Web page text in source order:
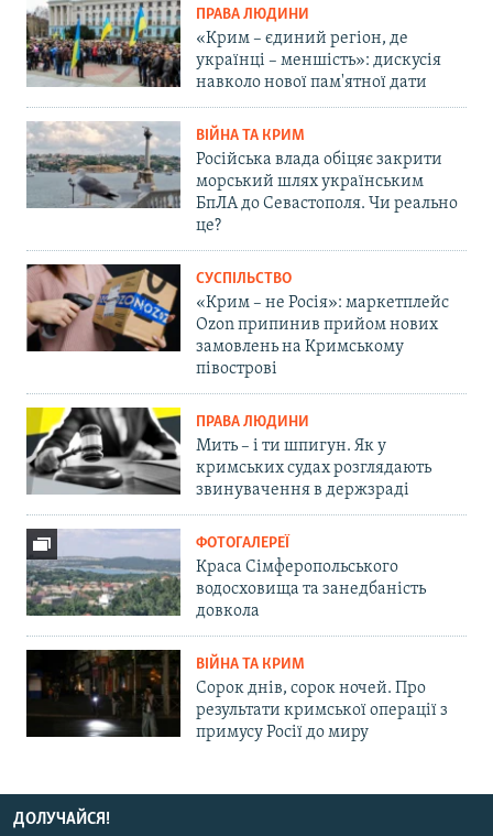
ПРАВА ЛЮДИНИ
«Крим – єдиний регіон, де
українці – меншість»: дискусія
навколо нової пам'ятної дати
ВІЙНА ТА КРИМ
Російська влада обіцяє закрити
морський шлях українським
БпЛА до Севастополя. Чи реально
це?
СУСПІЛЬСТВО
«Крим – не Росія»: маркетплейс
Ozon припинив прийом нових
замовлень на Кримському
півострові
ПРАВА ЛЮДИНИ
Мить – і ти шпигун. Як у
кримських судах розглядають
звинувачення в держзраді
ФОТОГАЛЕРЕЇ
Краса Сімферопольського
водосховища та занедбаність
довкола
ВІЙНА ТА КРИМ
Сорок днів, сорок ночей. Про
результати кримської операції з
примусу Росії до миру
ДОЛУЧАЙСЯ!